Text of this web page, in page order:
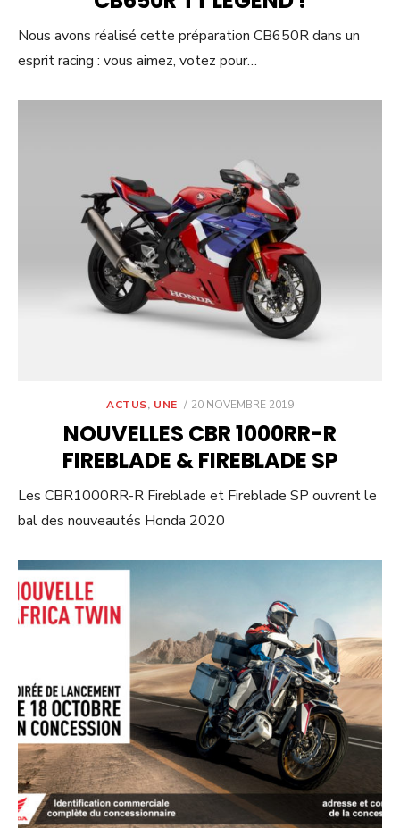
Nous avons réalisé cette préparation CB650R dans un
esprit racing : vous aimez, votez pour…
ACTUS, UNE
POSTED
20 NOVEMBRE 2019
NOUVELLES CBR 1000RR-R
FIREBLADE & FIREBLADE SP
Les CBR1000RR-R Fireblade et Fireblade SP ouvrent le
bal des nouveautés Honda 2020